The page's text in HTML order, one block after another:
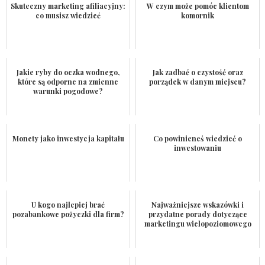
Skuteczny marketing afiliacyjny:
co musisz wiedzieć
W czym może pomóc klientom
komornik
Jakie ryby do oczka wodnego,
które są odporne na zmienne
warunki pogodowe?
Jak zadbać o czystość oraz
porządek w danym miejscu?
Monety jako inwestycja kapitału
Co powinieneś wiedzieć o
inwestowaniu
U kogo najlepiej brać
pozabankowe pożyczki dla firm?
Najważniejsze wskazówki i
przydatne porady dotyczące
marketingu wielopoziomowego